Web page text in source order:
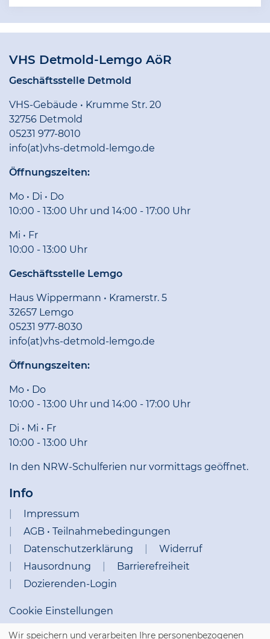
VHS Detmold-Lemgo AöR
Geschäftsstelle Detmold
VHS-Gebäude • Krumme Str. 20
32756 Detmold
05231 977-8010
info(at)vhs-detmold-lemgo.de
Öffnungszeiten:
Mo • Di • Do
10:00 - 13:00 Uhr und 14:00 - 17:00 Uhr
Mi • Fr
10:00 - 13:00 Uhr
Geschäftsstelle Lemgo
Haus Wippermann • Kramerstr. 5
32657 Lemgo
05231 977-8030
info(at)vhs-detmold-lemgo.de
Öffnungszeiten:
Mo • Do
10:00 - 13:00 Uhr und 14:00 - 17:00 Uhr
Di • Mi • Fr
10:00 - 13:00 Uhr
In den NRW-Schulferien nur vormittags geöffnet.
Info
Impressum
AGB • Teilnahmebedingungen
Datenschutzerklärung
Widerruf
Hausordnung
Barrierefreiheit
Dozierenden-Login
Cookie Einstellungen
Wir speichern und verarbeiten Ihre personenbezogenen